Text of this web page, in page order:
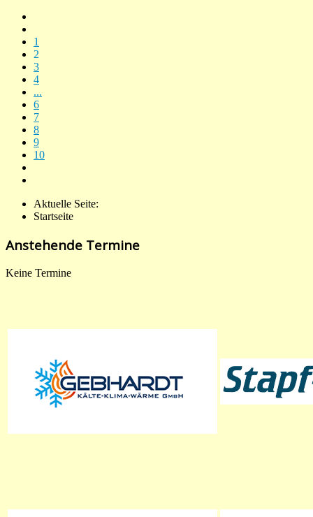
1
2
3
4
...
6
7
8
9
10
Aktuelle Seite:
Startseite
Anstehende Termine
Keine Termine